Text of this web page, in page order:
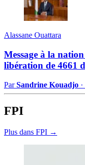
Alassane Ouattara
Message à la
libération de 4661
ParSandrine Kouadjo ·
FPI
Plus dans FPI →